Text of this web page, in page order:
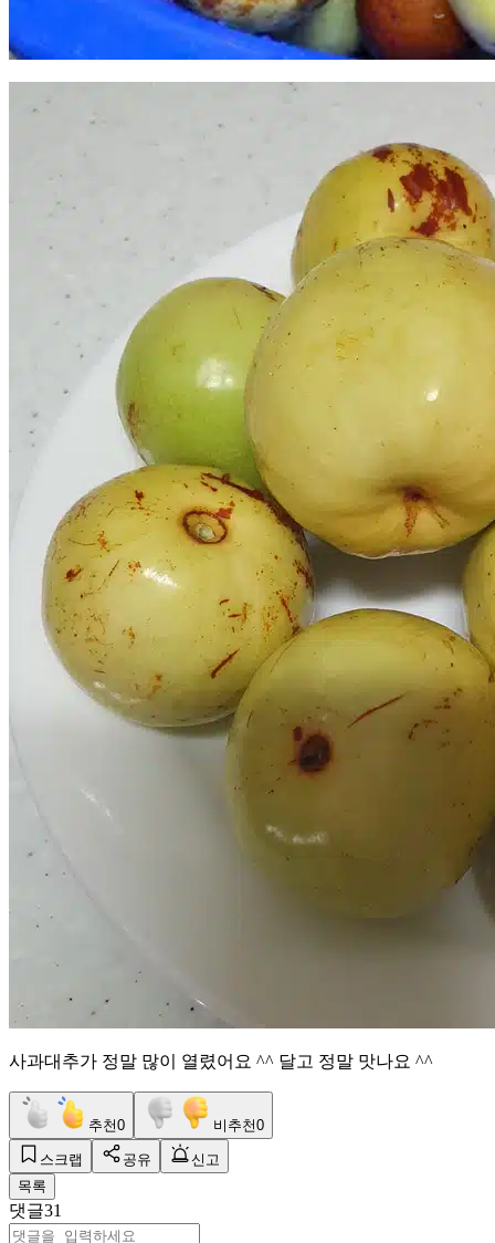
사과대추가 정말 많이 열렸어요 ^^ 달고 정말 맛나요 ^^
추천0 비추천0
스크랩 공유
신고
목록
댓글31